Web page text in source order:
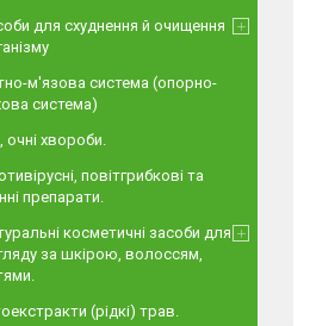
для схуднення й очищення
м'язова система (опорно-
система)
очні хвороби.
повітгрибкові та
препарати.
косметичні засоби для
за шкірою, волоссям,
(рідкі) трав.